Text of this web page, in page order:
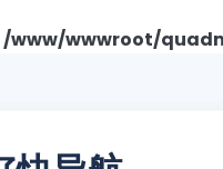
/www/wwwroot/